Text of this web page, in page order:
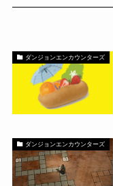
ダンジョンエンカウンターズ
ダンジョンエンカウンターズ